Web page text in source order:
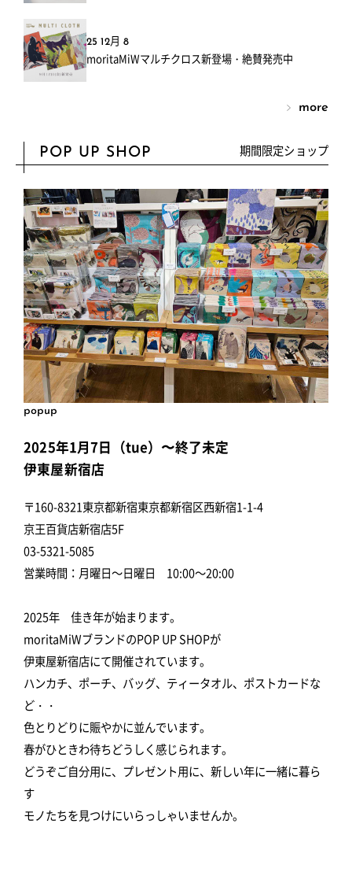
25 12月 8
moritaMiWマルチクロス新登場・絶賛発売中
more
POP UP SHOP 期間限定ショップ
popup
2025年1月7日（tue）〜終了未定
伊東屋新宿店
〒160-8321東京都新宿東京都新宿区西新宿1-1-4
京王百貨店新宿店5F
03-5321-5085
営業時間：月曜日～日曜日 10:00～20:00
2025年 佳き年が始まります。
moritaMiWブランドのPOP UP SHOPが
伊東屋新宿店にて開催されています。
ハンカチ、ポーチ、バッグ、ティータオル、ポストカードな
ど・・
色とりどりに賑やかに並んでいます。
春がひときわ待ちどうしく感じられます。
どうぞご自分用に、プレゼント用に、新しい年に一緒に暮ら
す
モノたちを見つけにいらっしゃいませんか。